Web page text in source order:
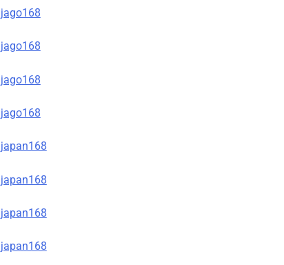
jago168
jago168
jago168
jago168
japan168
japan168
japan168
japan168